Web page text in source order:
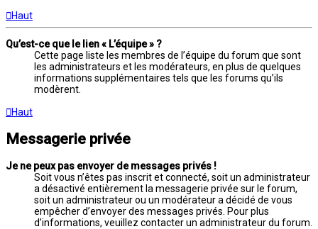
Haut
Qu’est-ce que le lien « L’équipe » ?
Cette page liste les membres de l’équipe du forum que sont
les administrateurs et les modérateurs, en plus de quelques
informations supplémentaires tels que les forums qu’ils
modèrent.
Haut
Messagerie privée
Je ne peux pas envoyer de messages privés !
Soit vous n’êtes pas inscrit et connecté, soit un administrateur
a désactivé entièrement la messagerie privée sur le forum,
soit un administrateur ou un modérateur a décidé de vous
empêcher d’envoyer des messages privés. Pour plus
d’informations, veuillez contacter un administrateur du forum.